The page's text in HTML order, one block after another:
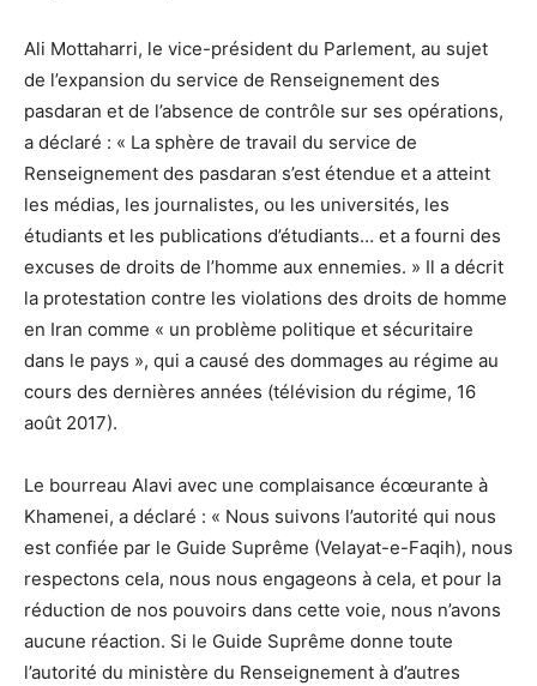
Ali Mottaharri, le vice-président du Parlement, au sujet
de l’expansion du service de Renseignement des
pasdaran et de l’absence de contrôle sur ses opérations,
a déclaré : « La sphère de travail du service de
Renseignement des pasdaran s’est étendue et a atteint
les médias, les journalistes, ou les universités, les
étudiants et les publications d’étudiants… et a fourni des
excuses de droits de l’homme aux ennemies. » Il a décrit
la protestation contre les violations des droits de homme
en Iran comme « un problème politique et sécuritaire
dans le pays », qui a causé des dommages au régime au
cours des dernières années (télévision du régime, 16
août 2017).
Le bourreau Alavi avec une complaisance écœurante à
Khamenei, a déclaré : « Nous suivons l’autorité qui nous
est confiée par le Guide Suprême (Velayat-e-Faqih), nous
respectons cela, nous nous engageons à cela, et pour la
réduction de nos pouvoirs dans cette voie, nous n’avons
aucune réaction. Si le Guide Suprême donne toute
l’autorité du ministère du Renseignement à d’autres